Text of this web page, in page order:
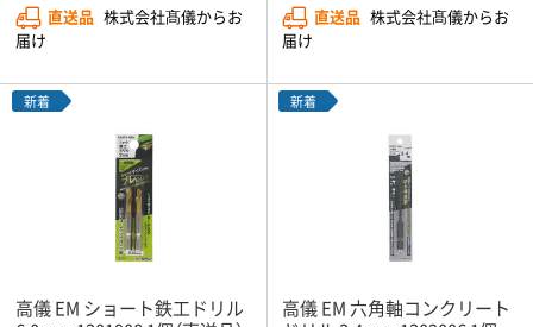
直送品 株式会社髙儀からお
届け
直送品 株式会社髙儀からお
届け
新着
高儀 EM ショート鉄工ドリル
新着
高儀 EM 六角軸コンクリート